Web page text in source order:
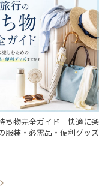
ち物完全ガイド｜快適に楽
服装・必需品・便利グッズ